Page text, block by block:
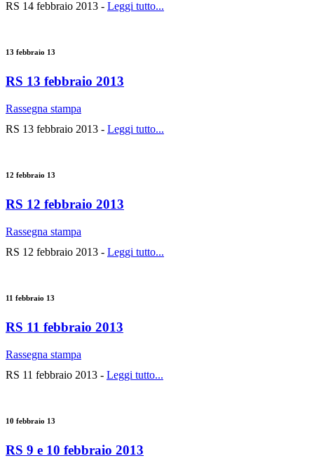
RS 14 febbraio 2013 - Leggi tutto...
13 febbraio 13
RS 13 febbraio 2013
Rassegna stampa
RS 13 febbraio 2013 - Leggi tutto...
12 febbraio 13
RS 12 febbraio 2013
Rassegna stampa
RS 12 febbraio 2013 - Leggi tutto...
11 febbraio 13
RS 11 febbraio 2013
Rassegna stampa
RS 11 febbraio 2013 - Leggi tutto...
10 febbraio 13
RS 9 e 10 febbraio 2013